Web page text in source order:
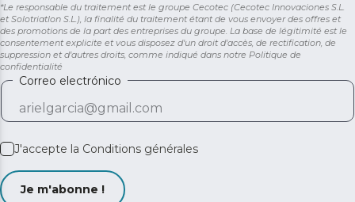
*Le responsable du traitement est le groupe Cecotec (Cecotec Innovaciones S.L.
et Solotriatlon S.L.), la finalité du traitement étant de vous envoyer des offres et
des promotions de la part des entreprises du groupe. La base de légitimité est le
consentement explicite et vous disposez d'un droit d'accès, de rectification, de
suppression et d'autres droits, comme indiqué dans notre Politique de
confidentialité
Correo electrónico
J'accepte la Conditions générales
Je m'abonne !